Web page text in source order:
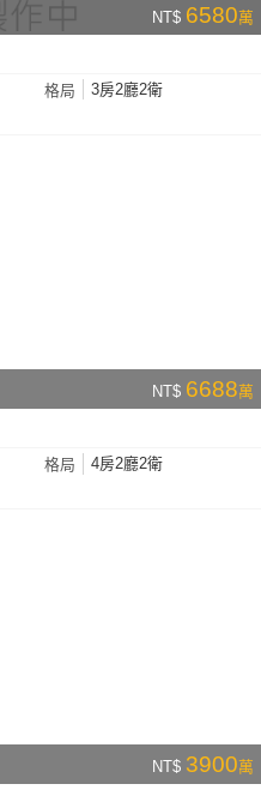
NT$ 6580萬
格局
3房2廳2衛
NT$ 6688萬
格局
4房2廳2衛
NT$ 3900萬